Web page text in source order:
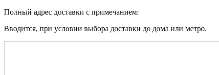
Полный адрес доставки с примечанием:
Вводится, при условии выбора доставки до дома или метро.